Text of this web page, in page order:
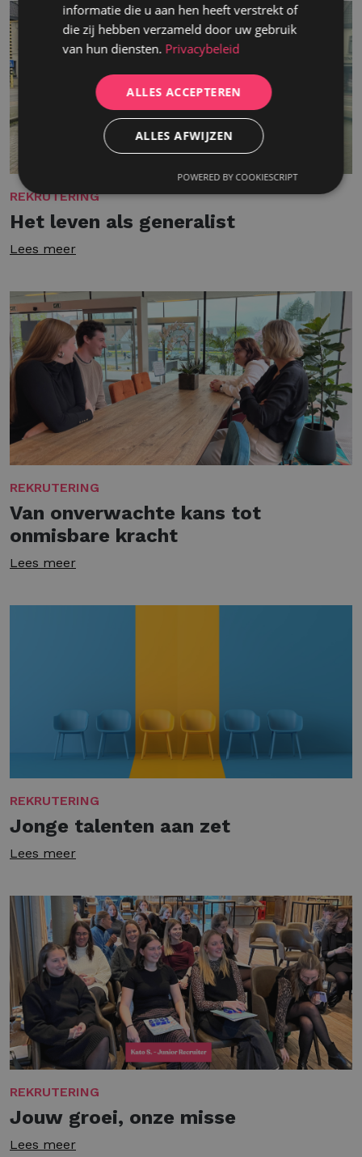
REKRUTERING
Het leven als generalist
Lees meer
REKRUTERING
Van onverwachte kans tot
onmisbare kracht
Lees meer
REKRUTERING
Jonge talenten aan zet
Lees meer
REKRUTERING
Jouw groei, onze misse
Lees meer
informatie die u aan hen heeft verstrekt of
die zij hebben verzameld door uw gebruik
van hun diensten. Privacybeleid
ALLES ACCEPTEREN
ALLES AFWIJZEN
POWERED BY COOKIESCRIPT